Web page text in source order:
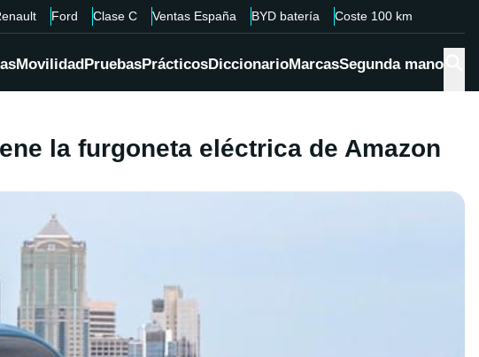
Ford Clase C Ventas España BYD batería Coste 100 km
MovilidadPruebasPrácticosDiccionarioMarcasSegunda mano
la furgoneta eléctrica de Amazon